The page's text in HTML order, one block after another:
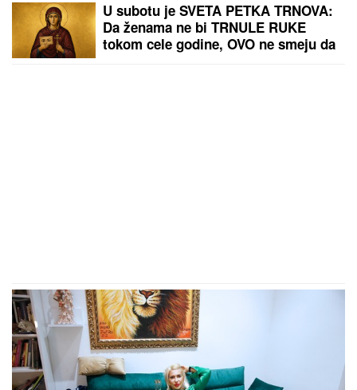
U subotu je SVETA PETKA TRNOVA:
Da ženama ne bi TRNULE RUKE
tokom cele godine, OVO ne smeju da